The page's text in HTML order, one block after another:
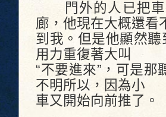
門外的人已把車
廊，他現在大概還看
到我。但是他顯然聽
用力重復著大叫
“不要進來”，可是
不明所以，因為小
車又開始向前推了。